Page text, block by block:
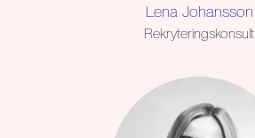
Lena Johansson
Rekryteringskonsult